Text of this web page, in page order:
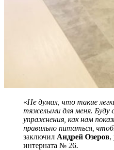
«Не думал, что такие
тяжелыми для меня. Буду
упражнения, как нам
правильно питаться,
заключил Андрей Озеров,
интерната № 26.